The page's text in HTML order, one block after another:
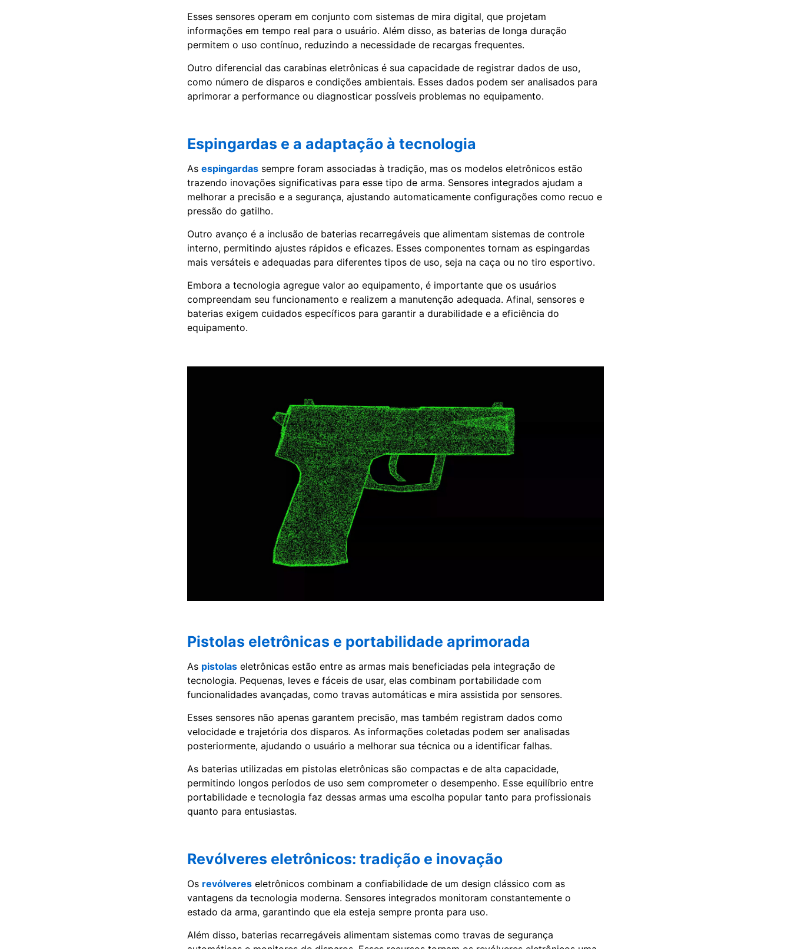
Esses sensores operam em conjunto com sistemas de mira digital, que projetam
informações em tempo real para o usuário. Além disso, as baterias de longa duração
permitem o uso contínuo, reduzindo a necessidade de recargas frequentes.
Outro diferencial das carabinas eletrônicas é sua capacidade de registrar dados de uso,
como número de disparos e condições ambientais. Esses dados podem ser analisados para
aprimorar a performance ou diagnosticar possíveis problemas no equipamento.
Espingardas e a adaptação à tecnologia
As espingardas sempre foram associadas à tradição, mas os modelos eletrônicos estão
trazendo inovações significativas para esse tipo de arma. Sensores integrados ajudam a
melhorar a precisão e a segurança, ajustando automaticamente configurações como recuo e
pressão do gatilho.
Outro avanço é a inclusão de baterias recarregáveis que alimentam sistemas de controle
interno, permitindo ajustes rápidos e eficazes. Esses componentes tornam as espingardas
mais versáteis e adequadas para diferentes tipos de uso, seja na caça ou no tiro esportivo.
Embora a tecnologia agregue valor ao equipamento, é importante que os usuários
compreendam seu funcionamento e realizem a manutenção adequada. Afinal, sensores e
baterias exigem cuidados específicos para garantir a durabilidade e a eficiência do
equipamento.
Pistolas eletrônicas e portabilidade aprimorada
As pistolas eletrônicas estão entre as armas mais beneficiadas pela integração de
tecnologia. Pequenas, leves e fáceis de usar, elas combinam portabilidade com
funcionalidades avançadas, como travas automáticas e mira assistida por sensores.
Esses sensores não apenas garantem precisão, mas também registram dados como
velocidade e trajetória dos disparos. As informações coletadas podem ser analisadas
posteriormente, ajudando o usuário a melhorar sua técnica ou a identificar falhas.
As baterias utilizadas em pistolas eletrônicas são compactas e de alta capacidade,
permitindo longos períodos de uso sem comprometer o desempenho. Esse equilíbrio entre
portabilidade e tecnologia faz dessas armas uma escolha popular tanto para profissionais
quanto para entusiastas.
Revólveres eletrônicos: tradição e inovação
Os revólveres eletrônicos combinam a confiabilidade de um design clássico com as
vantagens da tecnologia moderna. Sensores integrados monitoram constantemente o
estado da arma, garantindo que ela esteja sempre pronta para uso.
Além disso, baterias recarregáveis alimentam sistemas como travas de segurança